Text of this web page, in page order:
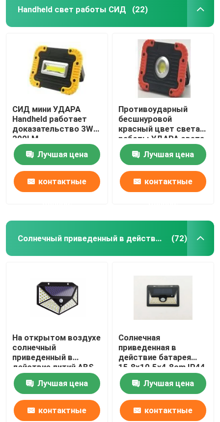
Handheld свет работы СИД (22)
СИД мини УДАРА
Handheld работает
доказательство 3W
200LM
13.6x10.1x4.1cm 170g
светлого удара
Лучшая цена
контактные
Противоударный
бесшнуровой
красный цвет света
работы УДАРА света
3W 200lm работы
СИД миниЛучшая цена
контактные
Солнечный приведенный в действие свет СИД (72)
На открытом воздухе
солнечный
приведенный в
действие литий ABS
1200Mah света
100LED СИД 18650
солнечных
приведенных в
действие светов
Лучшая цена
контактные
Солнечная
приведенная в
действие батарея
15.8x10.5x4.8cm IP44
лития 18650 ABS
1200Mah уличных
светов 34LED с
датчиком движения
Лучшая цена
контактные